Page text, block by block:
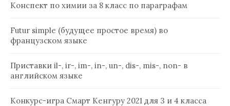
Конспект по химии за 8 класс по параграфам
Futur simple (будущее простое время) во
французском языке
Приставки il-, ir-, im-, in-, un-, dis-, mis-, non- в
английском языке
Конкурс-игра Смарт Кенгуру 2021 для 3 и 4 класса